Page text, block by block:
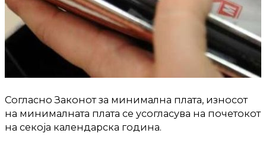
Согласно Законот за минимална плата, износот
на минималната плата се усогласува на почетокот
на секоја календарска година.